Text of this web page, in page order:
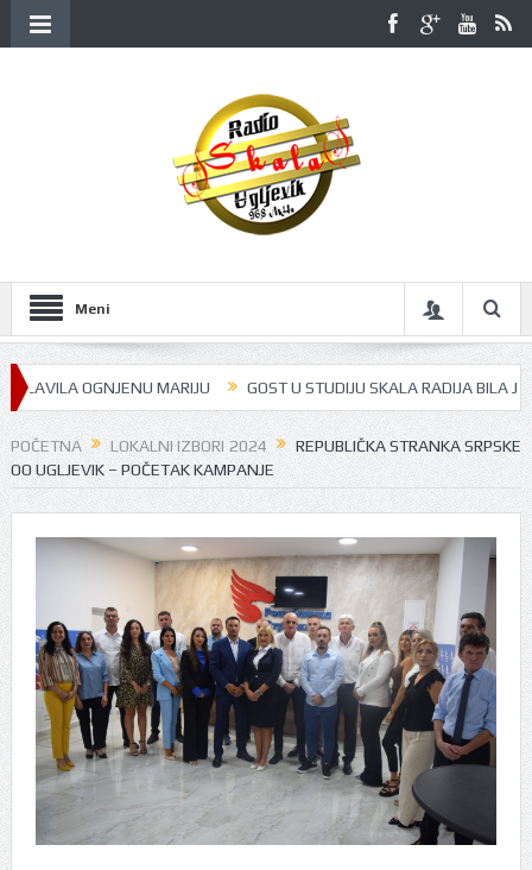
Meni
MARIJU GOST U STUDIJU SKALA RADIJA BILA JE JULIJA
POČETNA LOKALNI IZBORI 2024
REPUBLIČKA STRANKA SRPSKE
OO UGLJEVIK – POČETAK KAMPANJE